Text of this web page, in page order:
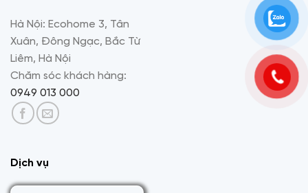
Hà Nội: Ecohome 3, Tân
Xuân, Đông Ngạc, Bắc Từ
Liêm, Hà Nội
Chăm sóc khách hàng:
0949 013 000
Dịch vụ